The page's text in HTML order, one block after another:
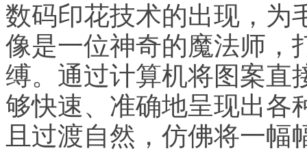
数码印花技术的出现，为
像是一位神奇的魔法师，
缚。通过计算机将图案直
够快速、准确地呈现出各
且过渡自然，仿佛将一